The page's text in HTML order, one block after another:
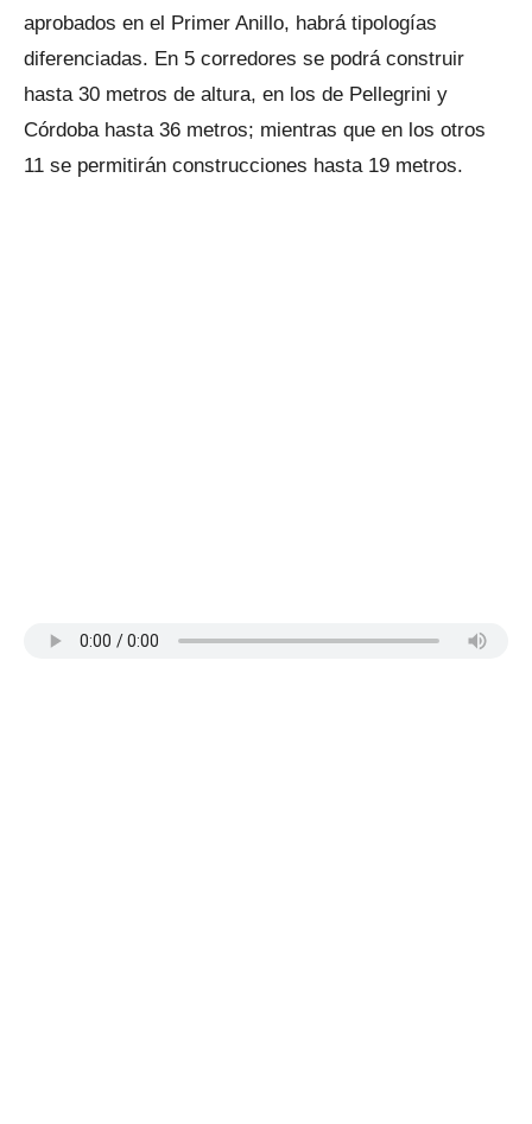
aprobados en el Primer Anillo, habrá tipologías
diferenciadas. En 5 corredores se podrá construir
hasta 30 metros de altura, en los de Pellegrini y
Córdoba hasta 36 metros; mientras que en los otros
11 se permitirán construcciones hasta 19 metros.